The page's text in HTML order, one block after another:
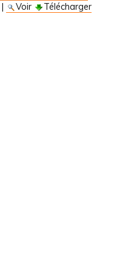
| Voir Télécharger